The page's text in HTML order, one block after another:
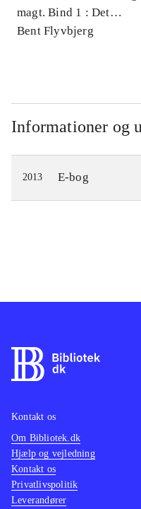
magt. Bind 1 : Det
konkretes videnskab
Bent Flyvbjerg
Informationer og
2013 E-bog
Kontakt os
Om Bibliotek.dk
Hjælp og vejledning
Kontakt os
Privatlivspolitik
Leverandører